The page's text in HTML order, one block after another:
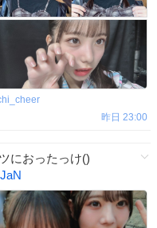
昨日 23:00
におったっけ()